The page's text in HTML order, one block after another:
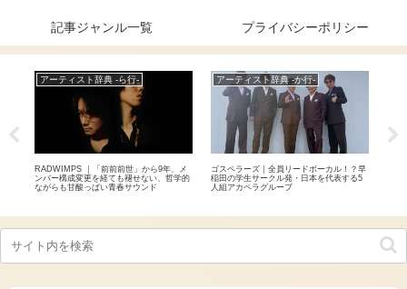
記事ジャンル一覧 プライバシーポリシー
アーティスト辞典 -ら行-
RADWIMPS ｜「前前前世」から9年、メ
ンバー構成変更を経ても褪せない、哲学的
ながらも甘酸っぱい青春サウンド
アーティスト辞典 -か行-
ゴスペラーズ｜全員リードボーカル！？早
稲田の学生サークル発・日本を代表する5
人組アカペラグループ